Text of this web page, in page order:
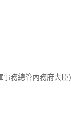
事務總管內務府大臣)